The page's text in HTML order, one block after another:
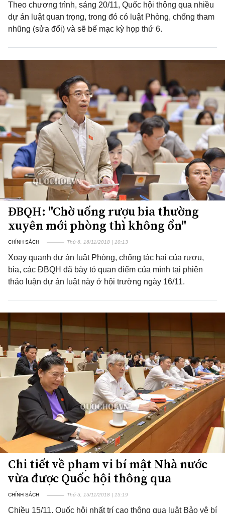
Theo chương trình, sáng 20/11, Quốc hội thông qua nhiều
dự án luật quan trọng, trong đó có luật Phòng, chống tham
nhũng (sửa đổi) và sẽ bế mạc kỳ họp thứ 6.
ĐBQH: "Chờ uống rượu bia thường
xuyên mới phòng thì không ổn"
CHÍNH SÁCH Thứ 6, 16/11/2018 | 10:13
Xoay quanh dự án luật Phòng, chống tác hại của rượu,
bia, các ĐBQH đã bày tỏ quan điểm của mình tại phiên
thảo luận dự án luật này ở hội trường ngày 16/11.
Chi tiết về phạm vi bí mật Nhà nước
vừa được Quốc hội thông qua
CHÍNH SÁCH Thứ 5, 15/11/2018 | 15:19
Chiều 15/11, Quốc hội nhất trí cao thông qua luật Bảo vệ bí